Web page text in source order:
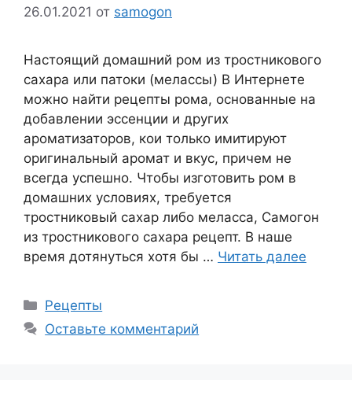
26.01.2021 от samogon
Настоящий домашний ром из тростникового
сахара или патоки (мелассы) В Интернете
можно найти рецепты рома, основанные на
добавлении эссенции и других
ароматизаторов, кои только имитируют
оригинальный аромат и вкус, причем не
всегда успешно. Чтобы изготовить ром в
домашних условиях, требуется
тростниковый сахар либо меласса, Самогон
из тростникового сахара рецепт. В наше
время дотянуться хотя бы … Читать далее
Рубрики
Рецепты
Оставьте комментарий